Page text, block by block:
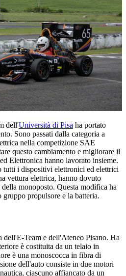
dell'Università di Pisa ha portato
Sono passati dalla categoria a
nella competizione SAE
questo cambiamento e migliorare il
Elettronica hanno lavorato insieme.
tutti i dispositivi elettronici ed elettrici
vettura elettrica, hanno dovuto
monoposto. Questa modifica ha
propulsore e la batteria.
Team e dell'Ateneo Pisano. Ha
è costituita da un telaio in
è una monoscocca in fibra di
dell'auto consiste in due motori
ciascuno affiancato da un